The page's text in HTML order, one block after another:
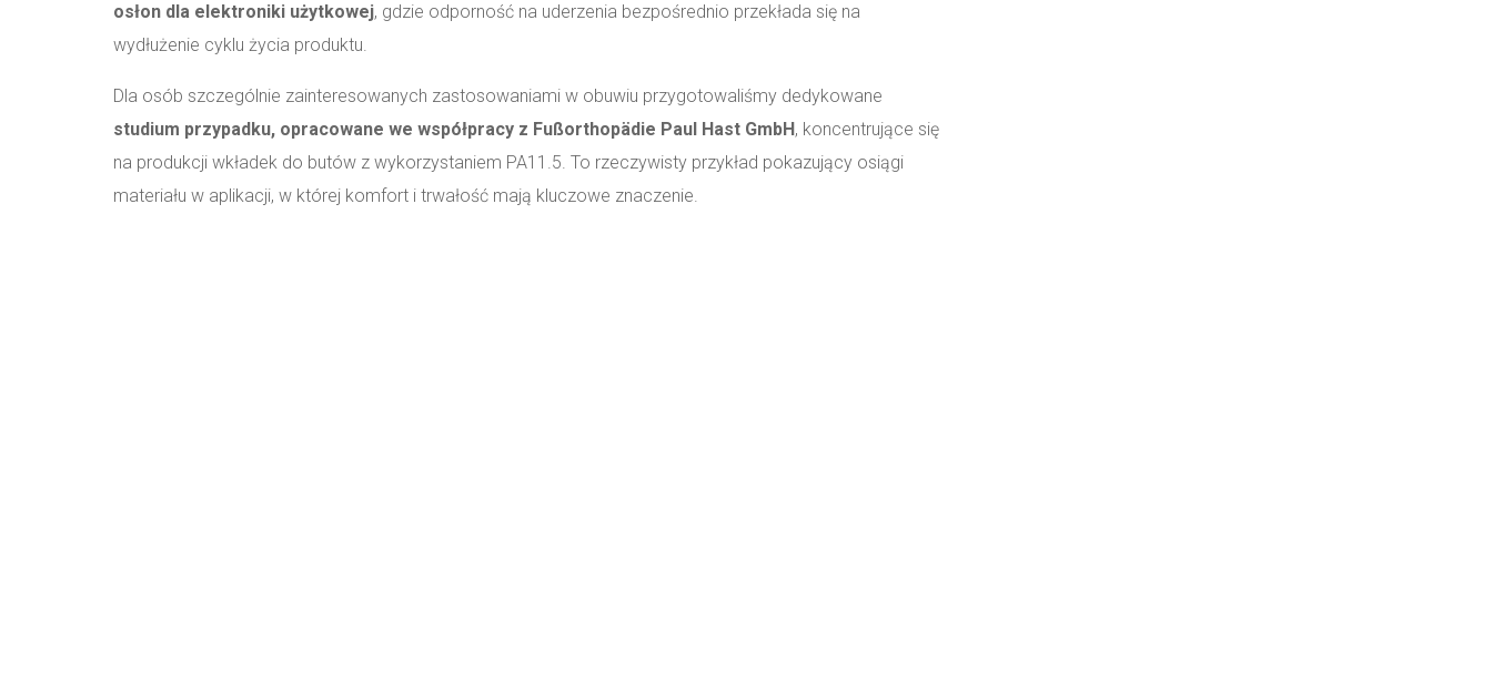
osłon dla elektroniki użytkowej, gdzie odporność na uderzenia bezpośrednio przekłada się na
wydłużenie cyklu życia produktu.
Dla osób szczególnie zainteresowanych zastosowaniami w obuwiu przygotowaliśmy dedykowane
studium przypadku, opracowane we współpracy z Fußorthopädie Paul Hast GmbH, koncentrujące się
na produkcji wkładek do butów z wykorzystaniem PA11.5. To rzeczywisty przykład pokazujący osiągi
materiału w aplikacji, w której komfort i trwałość mają kluczowe znaczenie.